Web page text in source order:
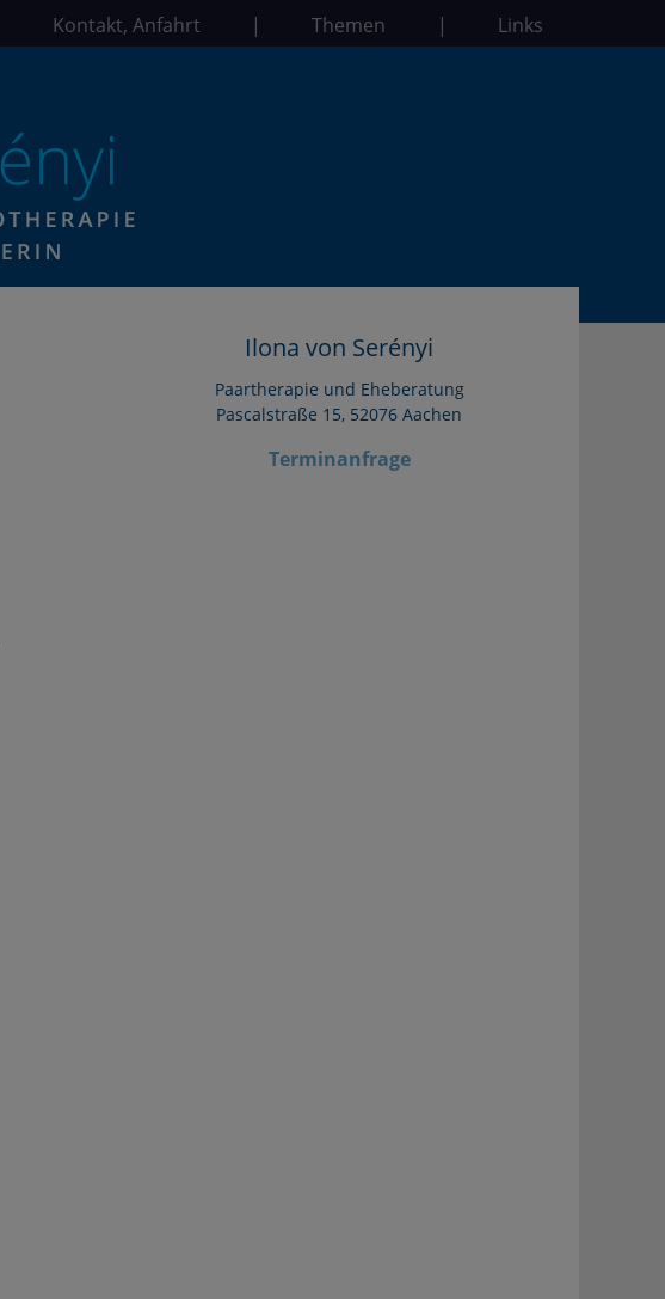
Kontakt, Anfahrt | Themen | Links
Ilona von Serényi
Paartherapie und Eheberatung
Pascalstraße 15, 52076 Aachen
Terminanfrage